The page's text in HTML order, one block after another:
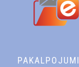
PAKALPOJUMI